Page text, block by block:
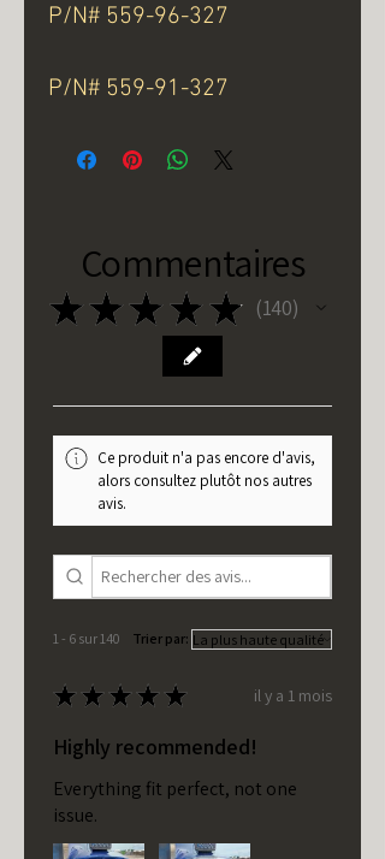
P/N# 559-96-327
P/N# 559-91-327
Commentaires
★ ★ ★ ★ ★ 140
140
Ce produit n'a pas encore d'avis,
alors consultez plutôt nos autres
avis.
1 - 6 sur 140 Trier par:
★ ★ ★ ★ ★ il y a 1 mois
Highly recommended!
Everything fit perfect, not one
issue.